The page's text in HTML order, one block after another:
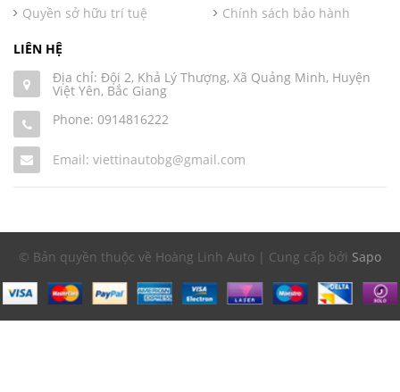
Quyền sở hữu trí tuệ
Chính sách bảo hành
LIÊN HỆ
Địa chỉ: Đội 2, Khả Lý Thượng, Xã Quảng Minh, Huyện
Việt Yên, Bắc Giang
Phone: 0914816222
Email: viettinautobg@gmail.com
© Bản quyền thuộc về Hoàng Linh Auto | Cung cấp bởi Sapo